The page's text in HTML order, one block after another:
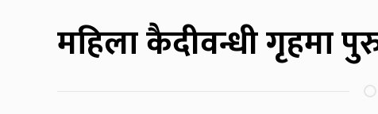
महिला कैदीवन्धी गृहमा